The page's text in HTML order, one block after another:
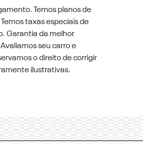
Temos planos de
taxas especiais de
Garantia da melhor
seu carro e
o direito de corrigir
ilustrativas.